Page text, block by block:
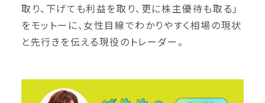
取り、下げても利益を取り、更に株主優待も取る」
をモットーに、⼥性⽬線でわかりやすく相場の現状
と先⾏きを伝える現役のトレーダー。